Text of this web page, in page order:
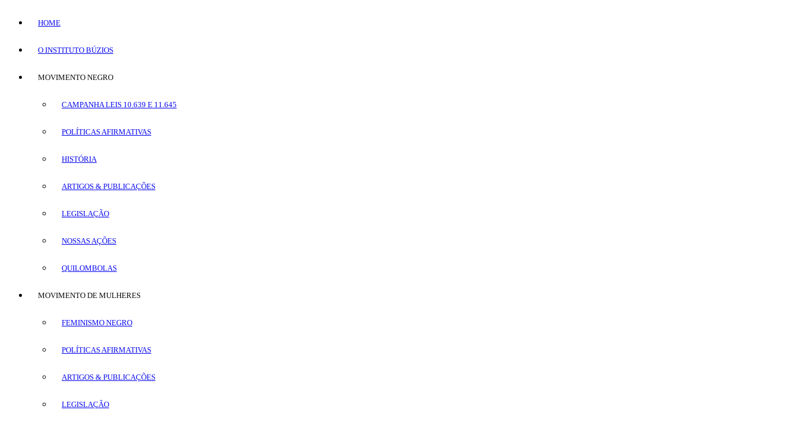
HOME
O INSTITUTO BÚZIOS
MOVIMENTO NEGRO
CAMPANHA LEIS 10.639 E 11.645
POLÍTICAS AFIRMATIVAS
HISTÓRIA
ARTIGOS & PUBLICAÇÕES
LEGISLAÇÃO
NOSSAS AÇÕES
QUILOMBOLAS
MOVIMENTO DE MULHERES
FEMINISMO NEGRO
POLÍTICAS AFIRMATIVAS
ARTIGOS & PUBLICAÇÕES
LEGISLAÇÃO